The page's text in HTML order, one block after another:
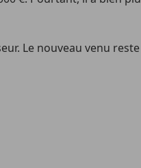
Le nouveau venu